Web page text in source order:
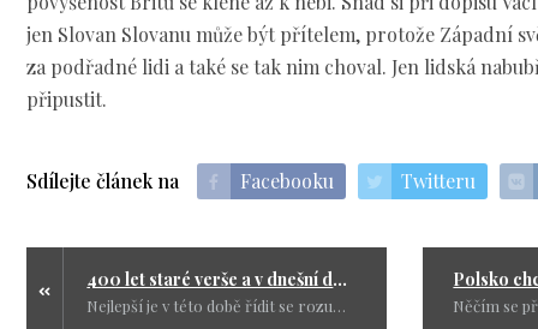
jen Slovan Slovanu může být přítelem, protože Západní
za podřadné lidi a také se tak nim choval. Jen lidská
připustit.
Sdílejte článek na Facebooku Twitteru
400 let staré verše a v dnešní době platí ještě víc
Nejlepší je v této době řídit se rozumem a srdcem v jedné ruce. Pak se podívat na historická fakta a pak se pokusit dát slovu zase ten jeho pravý význam který postupem naší dobu ztratilo.